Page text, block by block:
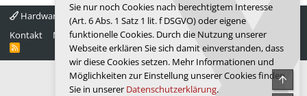
Hardwareluxx 4.0
Deutsch
Kontakt
Nutzungsbedingungen Datenschutz Hilfe Startseite
R
Sie nur noch Cookies nach berechtigtem Interesse
(Art. 6 Abs. 1 Satz 1 lit. f DSGVO) oder eigene
funktionelle Cookies. Durch die Nutzung unserer
Webseite erklären Sie sich damit einverstanden, dass
wir diese Cookies setzen. Mehr Informationen und
Möglichkeiten zur Einstellung unserer Cookies finden
Sie in unserer Datenschutzerklärung.